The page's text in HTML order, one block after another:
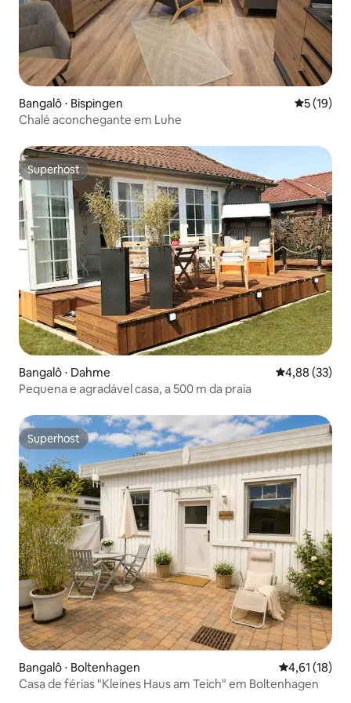
Bangalô ⋅ Bispingen 5 de uma
5 (19)
Chalé aconchegante em Luhe
Superhost
Superhost
Bangalô ⋅ Dahme 4,88 de uma
4,88 (33)
Pequena e agradável casa, a 500 m da praia
Superhost
Superhost
Bangalô ⋅ Boltenhagen 4,61 de uma
4,61 (18)
Casa de férias "Kleines Haus am Teich" em Boltenhagen